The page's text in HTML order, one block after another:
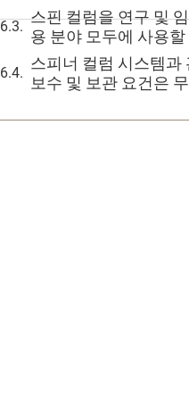
스핀 컬럼을 연구 및
용 분야 모두에 사용할
스피너 컬럼 시스템과
보수 및 보관 요건은